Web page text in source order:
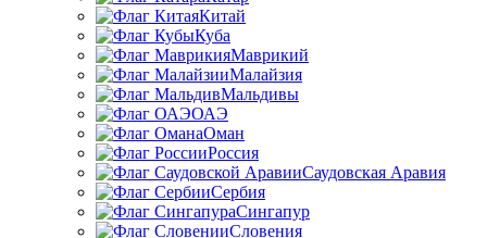
Китай
Куба
Маврикий
Малайзия
Мальдивы
ОАЭ
Оман
Россия
Саудовская Аравия
Сербия
Сингапур
Словения